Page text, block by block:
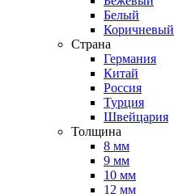
Белый
Коричневый
Страна
Германия
Китай
Россия
Турция
Швейцария
Толщина
8 мм
9 мм
10 мм
12 мм